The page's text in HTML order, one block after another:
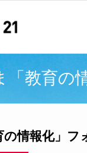
「教育の
情報化」フ